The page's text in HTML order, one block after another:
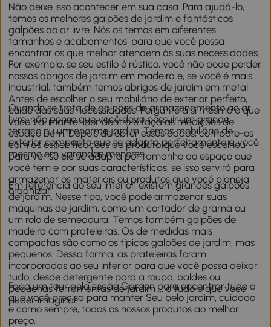
Não deixe isso acontecer em sua casa. Para ajudá-lo,
temos os melhores galpões de jardim e fantásticos
galpões ao ar livre. Nós os temos em diferentes
tamanhos e acabamentos, para que você possa
encontrar os que melhor atendem às suas necessidades.
Por exemplo, se seu estilo é rústico, você não pode perder
nossos abrigos de jardim em madeira e, se você é mais
industrial, também temos abrigos de jardim em metal.
Antes de escolher o seu mobiliário de exterior perfeito,
cuide das suas necessidades. Pergunte a si mesmo o que
você vai manter por dentro e faça as medições de
espaço bem. Depois de obter esses dados, compare-os
com as especificações do produto que você escolheu
para ver se ele se adapta por tamanho ao espaço que
você tem e por suas características, se isso servirá para
armazenar os materiais ou produtos que você planeja
organizar.
Quando se trata de galpões de armazenamento ao ar
livre, não pense que você deve possuir um grande
terraço ou um enorme jardim. Temos mobiliário de
exterior compacto que se adapta perfeitamente a você,
mesmo em varandas menores.
Em referência ao seu interior, existem grandes galpões
de jardim. Nesse tipo, você pode armazenar suas
máquinas de jardim, como um cortador de grama ou
um rolo de semeadura. Temos também galpões de
madeira com prateleiras. Os de medidas mais
compactas são como os típicos galpões de jardim, mas
pequenos. Dessa forma, as prateleiras foram
incorporadas ao seu interior para que você possa deixar
tudo, desde detergente para a roupa, baldes ou
pequenas ferramentas de jardim ... a tudo o que você
puder imaginar.
Faça um tour pela seção Garden para encontrar tudo o
que você precisa para manter Seu belo jardim, cuidado
e como sempre, todos os nossos produtos ao melhor
preço.